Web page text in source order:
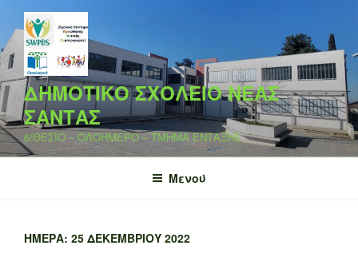
Μετάβαση
στο
περιεχόμενο
ΔΗΜΟΤΙΚΟ ΣΧΟΛΕΙΟ ΝΕΑΣ
ΣΑΝΤΑΣ
6/ΘΕΣΙΟ – ΟΛΟΗΜΕΡΟ – ΤΜΗΜΑ ΕΝΤΑΞΗΣ
Μενού
ΗΜΈΡΑ: 25 ΔΕΚΕΜΒΡΊΟΥ 2022